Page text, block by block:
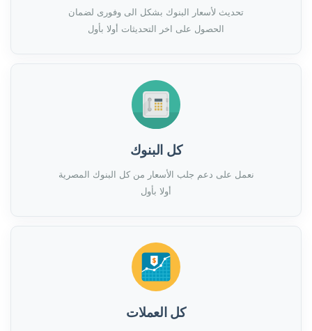
تحديث لأسعار البنوك بشكل الى وفورى لضمان
الحصول على اخر التحديثات أولا بأول
كل البنوك
نعمل على دعم جلب الأسعار من كل البنوك المصرية
أولا بأول
كل العملات